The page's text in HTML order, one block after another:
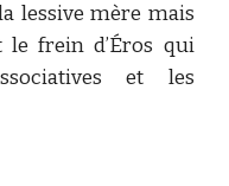
lessive mère mais
frein d’Éros qui
et les